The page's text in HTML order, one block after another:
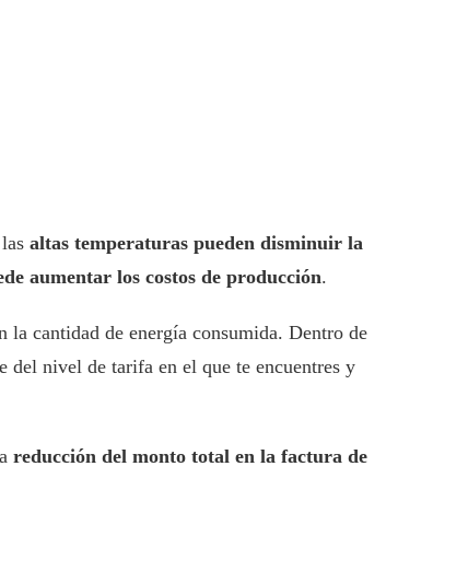
altas temperaturas pueden disminuir la
aumentar los costos de producción.
la cantidad de energía consumida. Dentro de
del nivel de tarifa en el que te encuentres y
reducción del monto total en la factura de